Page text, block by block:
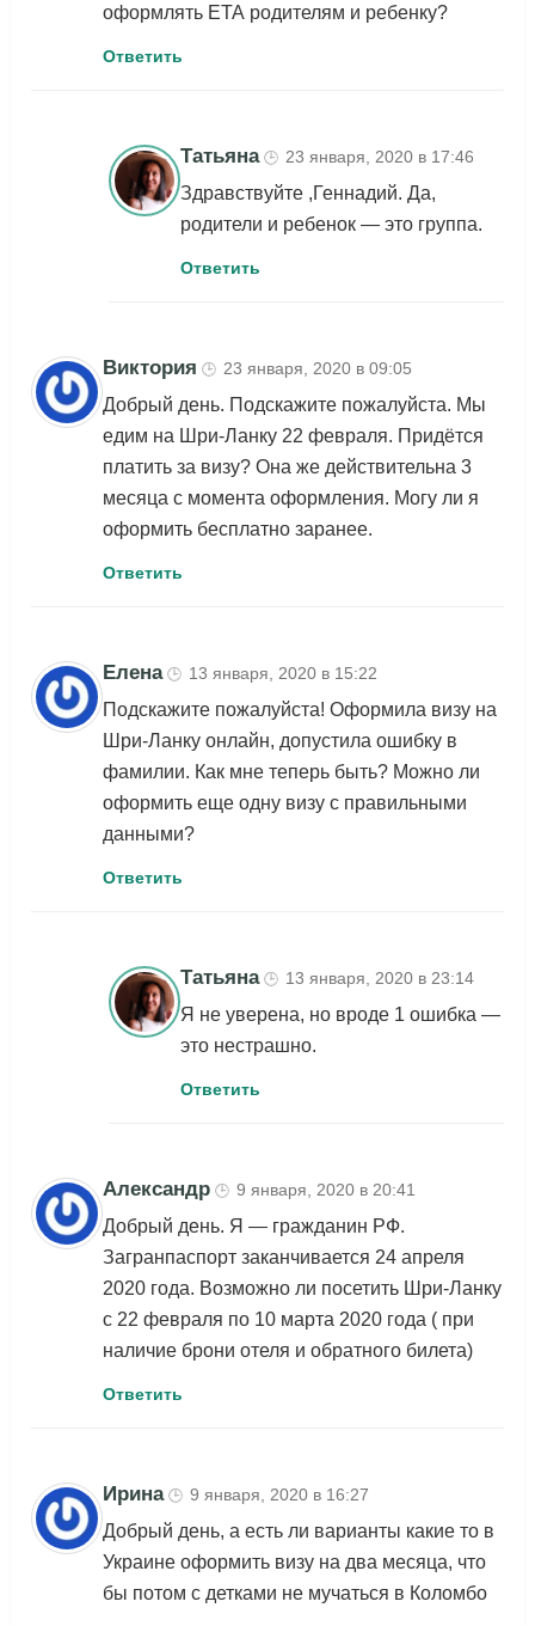
оформлять ЕТА родителям и ребенку?
Ответить
Татьяна 🕒 23 января, 2020 в 17:46
Здравствуйте ,Геннадий. Да,
родители и ребенок — это группа.
Ответить
Виктория 🕒 23 января, 2020 в 09:05
Добрый день. Подскажите пожалуйста. Мы
едим на Шри-Ланку 22 февраля. Придётся
платить за визу? Она же действительна 3
месяца с момента оформления. Могу ли я
оформить бесплатно заранее.
Ответить
Елена 🕒 13 января, 2020 в 15:22
Подскажите пожалуйста! Оформила визу на
Шри-Ланку онлайн, допустила ошибку в
фамилии. Как мне теперь быть? Можно ли
оформить еще одну визу с правильными
данными?
Ответить
Татьяна 🕒 13 января, 2020 в 23:14
Я не уверена, но вроде 1 ошибка —
это нестрашно.
Ответить
Александр 🕒 9 января, 2020 в 20:41
Добрый день. Я — гражданин РФ.
Загранпаспорт заканчивается 24 апреля
2020 года. Возможно ли посетить Шри-Ланку
с 22 февраля по 10 марта 2020 года ( при
наличие брони отеля и обратного билета)
Ответить
Ирина 🕒 9 января, 2020 в 16:27
Добрый день, а есть ли варианты какие то в
Украине оформить визу на два месяца, что
бы потом с детками не мучаться в Коломбо